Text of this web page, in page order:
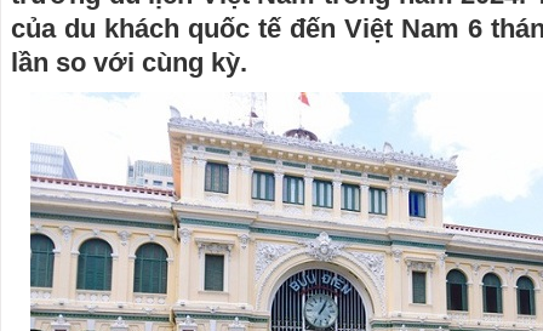
của du khách quốc tế đến Việt Nam 6
lần so với cùng kỳ.